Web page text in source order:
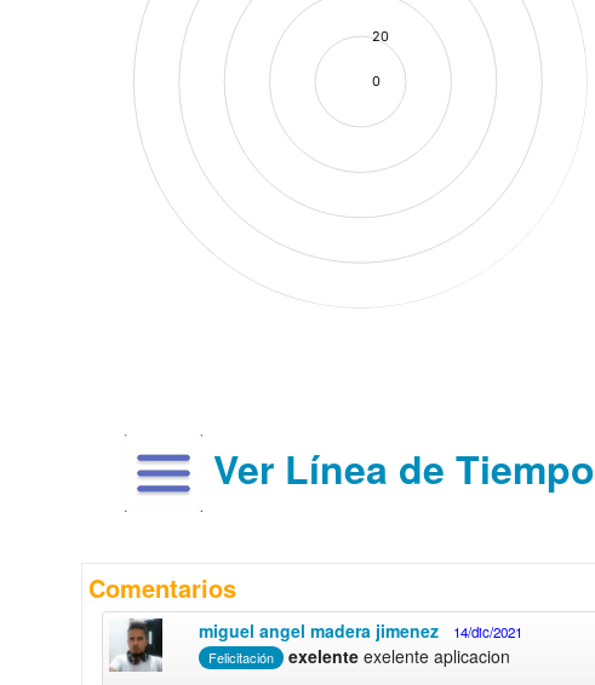
Ver Línea de Tiempo
Comentarios
miguel angel madera jimenez
14/dic/2021
Felicitación
exelente exelente aplicacion